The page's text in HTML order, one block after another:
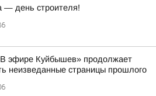
— день строителя!
эфире Куйбышев» продолжает
неизведанные страницы прошлого